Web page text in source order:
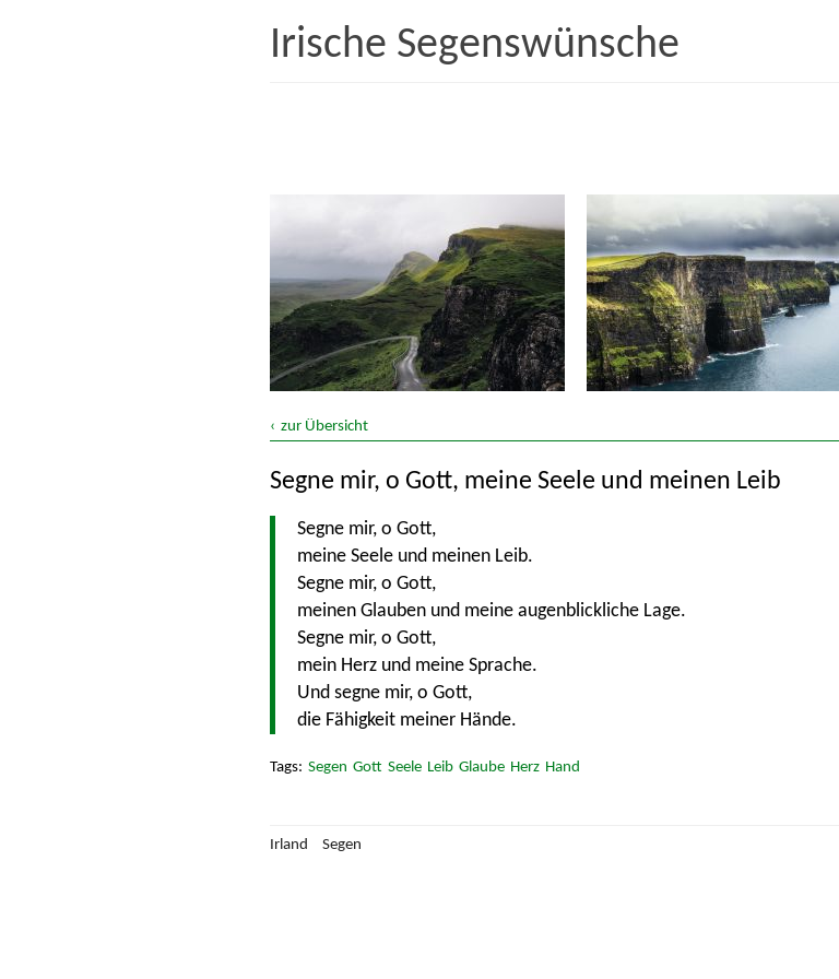
Irische Segenswünsche
Auf dem Weg
Essen und Trinken Feuer
Glaube Hoffnung
Lächeln, Freundlichkeit, Freude Leben
Tiere Unsicherheit, Schmerz und Not
zur Übersicht
Segne mir, o Gott, meine Seele und meinen Leib
Segne mir, o Gott,
meine Seele und meinen Leib.
Segne mir, o Gott,
meinen Glauben und meine augenblickliche Lage.
Segne mir, o Gott,
mein Herz und meine Sprache.
Und segne mir, o Gott,
die Fähigkeit meiner Hände.
Segen Gott Seele Leib Glaube Herz Hand
Irland Segen